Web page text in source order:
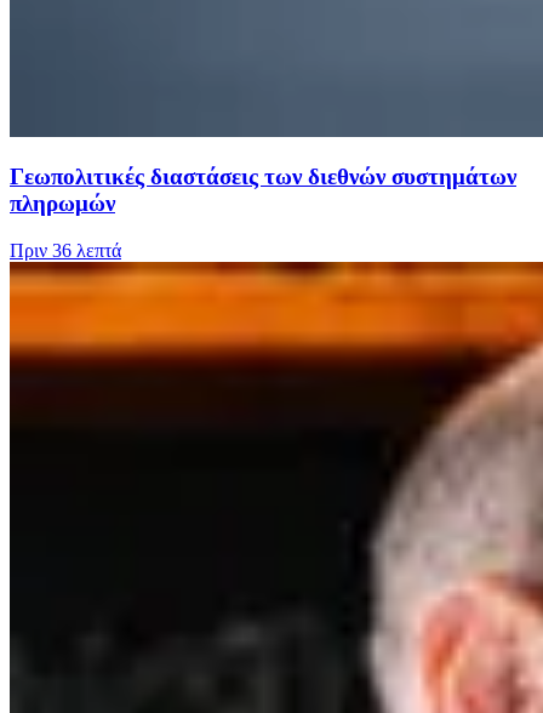
Γεωπολιτικές διαστάσεις των διεθνών συστημάτων
πληρωμών
Πριν 36 λεπτά